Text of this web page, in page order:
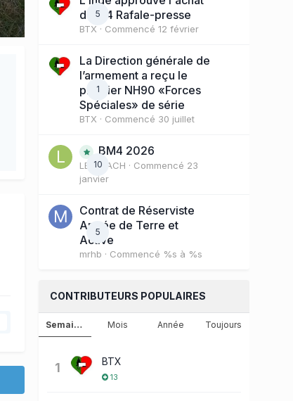
5
de 114 Rafale-presse
BTX · Commencé 12 février
1
La Direction générale de
l’armement a reçu le
premier NH90 «Forces
Spéciales» de série
BTX · Commencé 30 juillet
10
BM4 2026
LE COACH · Commencé 23
janvier
5
Contrat de Réserviste
Armée de Terre et
Active
mrhb · Commencé %s à %s
CONTRIBUTEURS POPULAIRES
Semaine Mois Année Toujours
1 BTX
13